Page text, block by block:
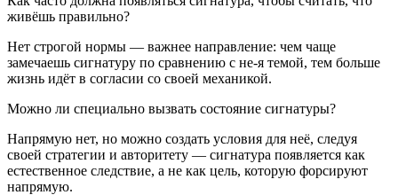
живёшь правильно?
Нет строгой нормы — важнее направление: чем чаще
замечаешь сигнатуру по сравнению с не-я темой, тем больше
жизнь идёт в согласии со своей механикой.
Можно ли специально вызвать состояние сигнатуры?
Напрямую нет, но можно создать условия для неё, следуя
своей стратегии и авторитету — сигнатура появляется как
естественное следствие, а не как цель, которую форсируют
напрямую.